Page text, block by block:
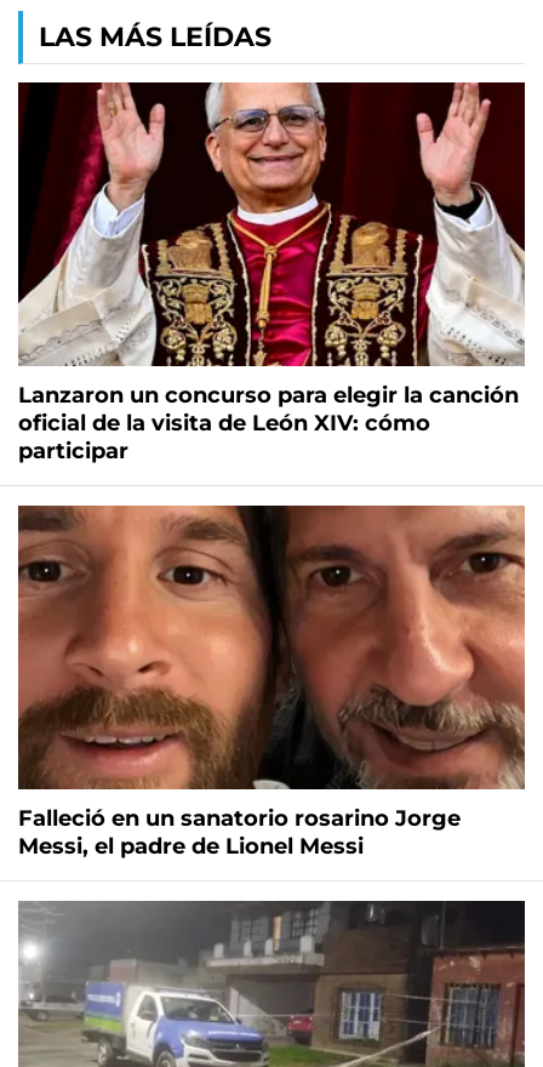
LAS MÁS LEÍDAS
Lanzaron un concurso para elegir la canción
oficial de la visita de León XIV: cómo
participar
Falleció en un sanatorio rosarino Jorge
Messi, el padre de Lionel Messi